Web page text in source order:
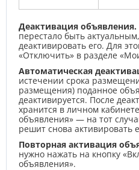
Деактивация объявления.
перестало быть
деактивировать его. Для
«Отключить» в разделе
Автоматическая
истечении срока
размещения) поданное
деактивируется. После
хранится в личном
объявления» — на тот
решит снова активировать
Повторная активация
нужно нажать на кнопку
объявления».